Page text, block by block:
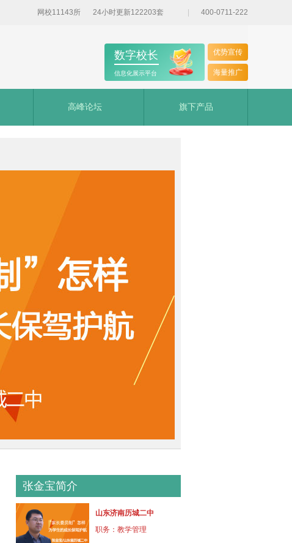
400-0711-222
24小时更新122203套
网校11143所
优势宣传
海量推广
数字校长
信息化展示平台
高峰论坛 旗下产品
张金宝简介
山东济南历城二中
职务： 教学管理